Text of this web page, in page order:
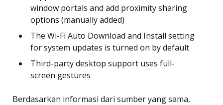
window portals and add proximity sharing
options (manually added)
The Wi-Fi Auto Download and Install setting
for system updates is turned on by default
Third-party desktop support uses full-
screen gestures
Berdasarkan informasi dari sumber yang sama,